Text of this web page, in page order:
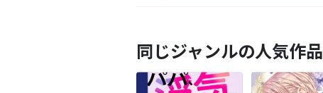
同じジャンルの人気作品